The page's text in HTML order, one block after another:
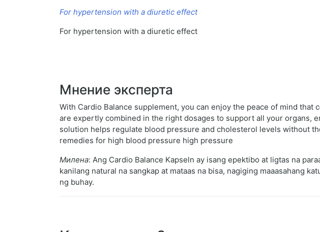
For hypertension with a diuretic effect
For hypertension with a diuretic effect
Мнение эксперта
With Cardio Balance supplement, you can enjoy the peace of mind
are expertly combined in the right dosages to support all your organs,
solution helps regulate blood pressure and cholesterol levels without
remedies for high blood pressure high pressure
Милена: Ang Cardio Balance Kapseln ay isang epektibo at ligtas na
kanilang natural na sangkap at mataas na bisa, nagiging maaasahang
ng buhay.